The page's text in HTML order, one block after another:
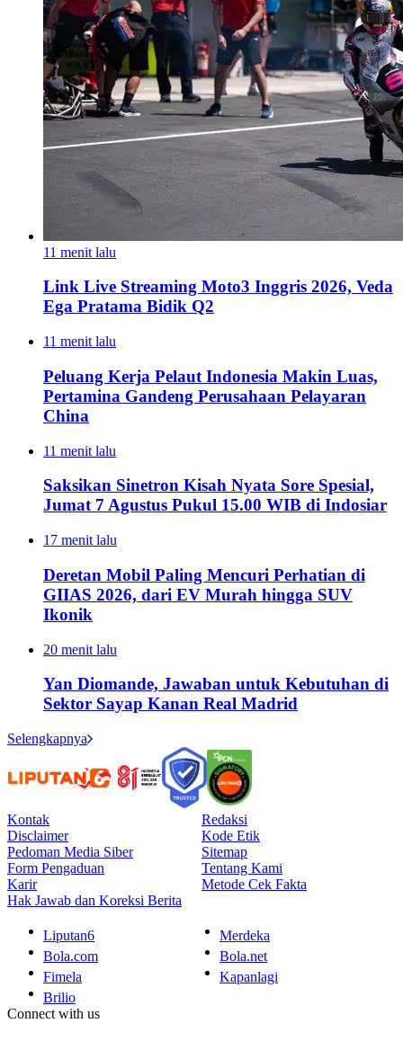
11 menit lalu
Link Live Streaming Moto3 Inggris 2026, Veda
Ega Pratama Bidik Q2
11 menit lalu
Peluang Kerja Pelaut Indonesia Makin Luas,
Pertamina Gandeng Perusahaan Pelayaran
China
11 menit lalu
Saksikan Sinetron Kisah Nyata Sore Spesial,
Jumat 7 Agustus Pukul 15.00 WIB di Indosiar
17 menit lalu
Deretan Mobil Paling Mencuri Perhatian di
GIIAS 2026, dari EV Murah hingga SUV
Ikonik
20 menit lalu
Yan Diomande, Jawaban untuk Kebutuhan di
Sektor Sayap Kanan Real Madrid
Selengkapnya
Kontak
Redaksi
Disclaimer
Kode Etik
Pedoman Media Siber
Sitemap
Form Pengaduan
Tentang Kami
Karir
Metode Cek Fakta
Hak Jawab dan Koreksi Berita
Liputan6
Merdeka
Bola.com
Bola.net
Fimela
Kapanlagi
Brilio
Connect with us